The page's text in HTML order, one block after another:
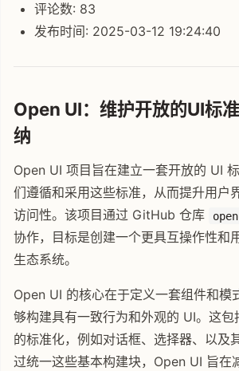
评论数: 83
发布时间: 2025-03-12 19:24:40
Open UI：维护开放的UI标
纳
Open UI 项目旨在建立一套开放的 UI
们遵循和采用这些标准，从而提升用户
访问性。该项目通过 GitHub 仓库
协作，目标是创建一个更具互操作性和
生态系统。
Open UI 的核心在于定义一套组件和模
够构建具有一致行为和外观的 UI。这
的标准化，例如对话框、选择器、以及
过统一这些基本构建块，Open UI 旨在